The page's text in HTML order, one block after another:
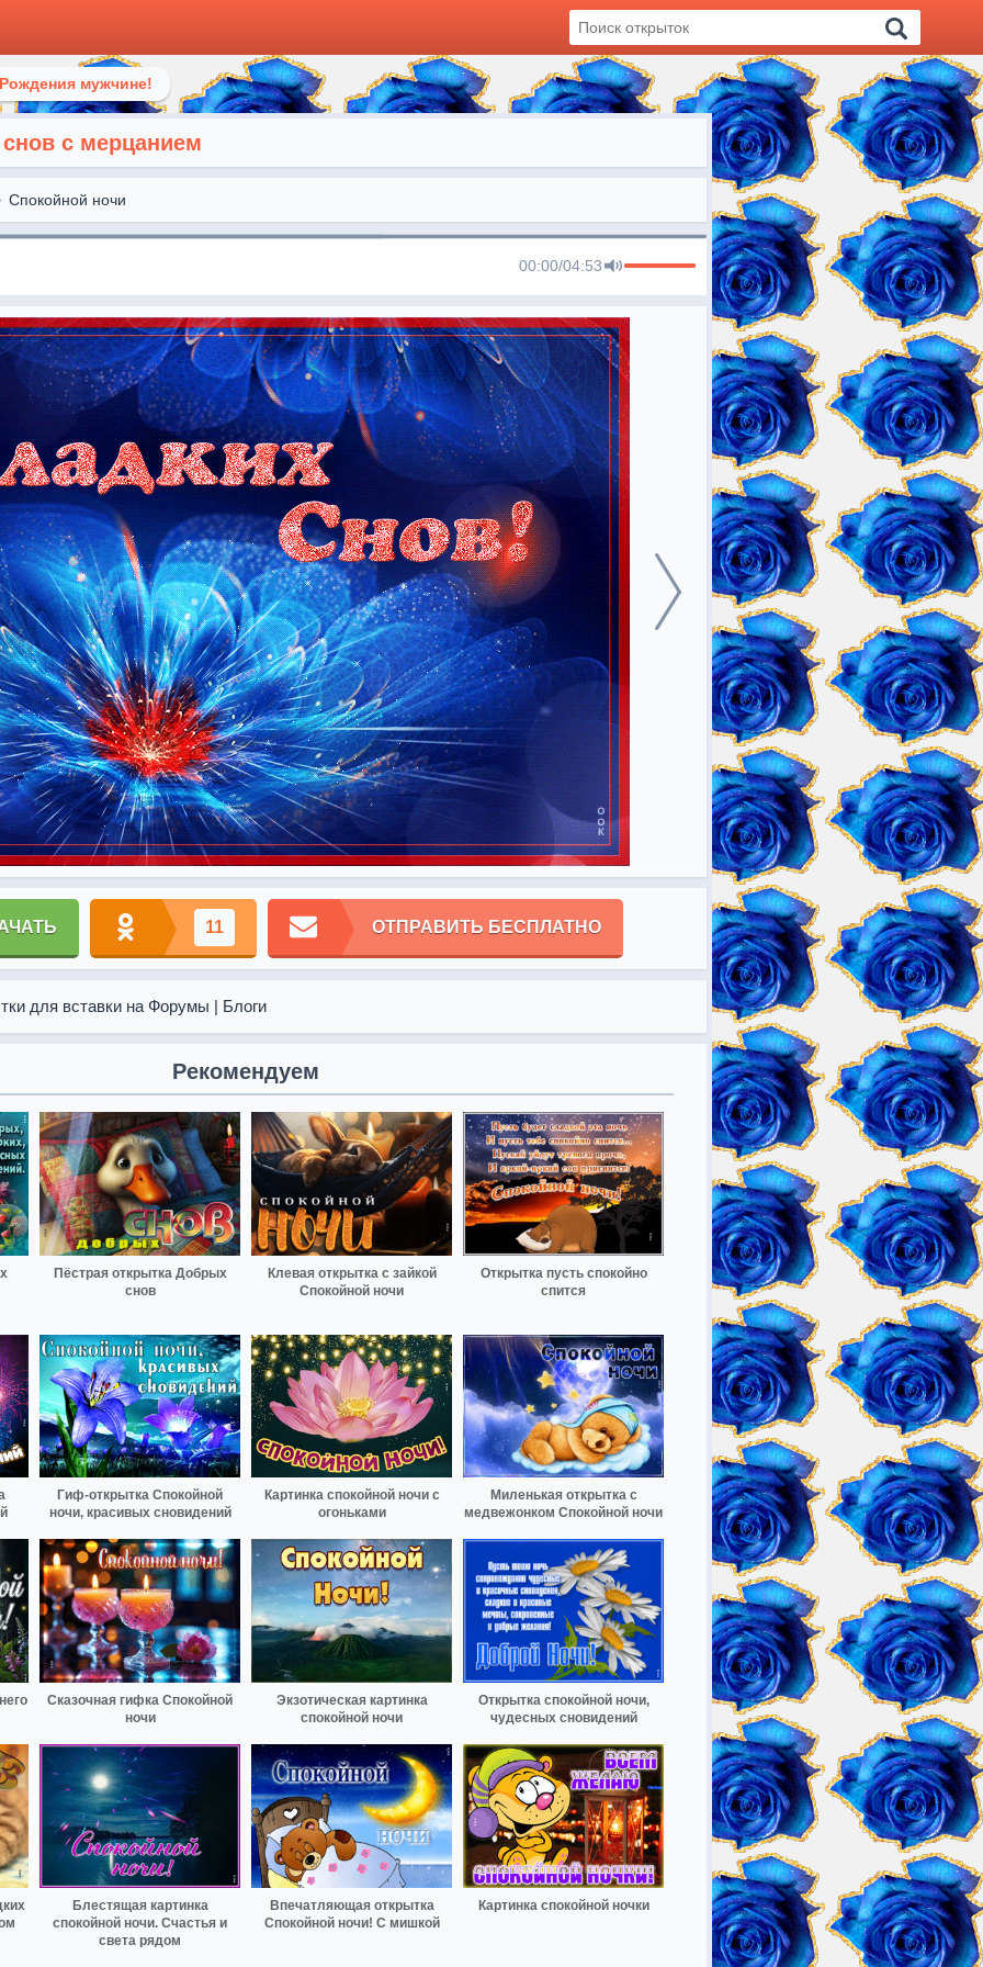
мужчине!
с мерцанием
Спокойной ночи
00:00/04:53
11 ОТПРАВИТЬ БЕСПЛАТНО
для вставки на Форумы | Блоги
Рекомендуем
Пёстрая открытка Добрых
снов
Клевая открытка с зайкой
Спокойной ночи
Открытка пусть спокойно
спится
Гиф-открытка Спокойной
ночи, красивых сновидений
Картинка спокойной ночи с
огоньками
Миленькая открытка с
медвежонком Спокойной ночи
Сказочная гифка Спокойной
ночи
Экзотическая картинка
спокойной ночи
Открытка спокойной ночи,
чудесных сновидений
Блестящая картинка
спокойной ночи. Счастья и
света рядом
Впечатляющая открытка
Спокойной ночи! С мишкой
Картинка спокойной ночки